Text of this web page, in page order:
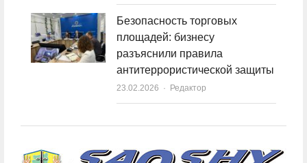
Безопасность торговых
площадей: бизнесу
разъяснили правила
антитеррористической защиты
23.02.2026 Author
Редактор